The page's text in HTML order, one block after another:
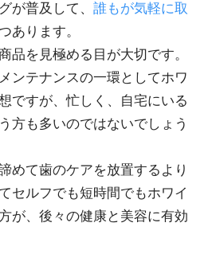
が普及して、 誰もが気軽に取
あります。
品を見極める目が大切です。
ンテナンスの一環としてホワ
ですが、忙しく、自宅にいる
方も多いのではないでしょう
めて歯のケアを放置するより
セルフでも短時間でもホワイ
が、後々の健康と美容に有効